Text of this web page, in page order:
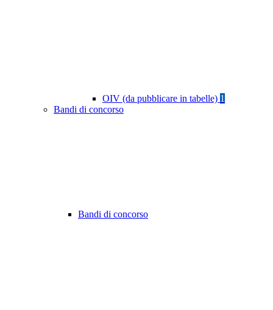
OIV (da pubblicare in tabelle) 1
Bandi di concorso
Bandi di concorso